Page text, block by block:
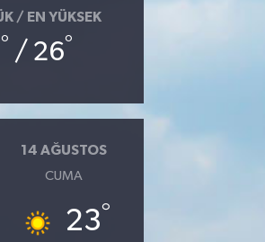
/ EN YÜKSEK
° / 26°
14 AĞUSTOS
CUMA
23°